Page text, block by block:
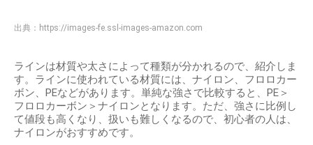
出典： https://images-fe.ssl-images-amazon.com
ラインは材質や太さによって種類が分かれるので、紹介しま
す。ラインに使われている材質には、ナイロン、フロロカー
ボン、PEなどがあります。単純な強さで比較すると、PE＞
フロロカーボン＞ナイロンとなります。ただ、強さに比例し
て値段も高くなり、扱いも難しくなるので、初心者の人は、
ナイロンがおすすめです。